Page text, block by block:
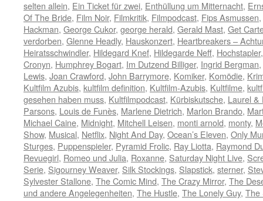
selten allein, Ein Ticket für zwei, Enthüllung um Mitternacht,
Of The Bride, Film Noir, Filmkritik, Filmpodcast, Fips Asmussen,
Hackman, George Cukor, george herald, Gerald Mast, Get
verdorben, Glenne Headly, Hauskonzert, Heartbreakers –
Heiratsschwindler, Hildegard Knef, Hildegarde Neff, Hochstapler
Cronyn, Humphrey Bogart, Im Dutzend Billiger, Ingrid Bergman,
Lewis, Joan Crawford, John Barrymore, Komiker, Komödie,
Kultfilm Azubis, kultfilm definition, Kultfilm-Azubis, Kultfilme,
gesehen haben muss, Kultfilmpodcast, Kürbiskutsche, Laurel &
Parsons, Louis de Funès, Marlene Dietrich, Marlon Brando,
Michael Caine, Midnight, Mitchell Leisen, monti arnold, monty,
Show, Musical, Netflix, Night And Day, Ocean’s Eleven, Only
Sturges, Puppenspieler, Pyramid Frolic, Ray Liotta, Raymond
Revuegirl, Romeo und Julia, Roxanne, Saturday Night Live,
Serie, Sigourney Weaver, Silk Stockings, Slapstick, sterner,
Sylvester Stallone, The Comic Mind, The Crazy Mirror, The
und andere Angelegenheiten, The Hustle, The Lonely Guy, The